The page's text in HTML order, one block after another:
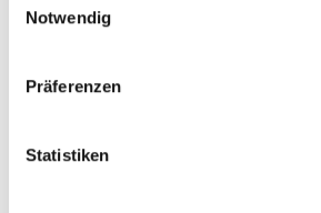
Notwendig
Präferenzen
Statistiken
Keine Buchungsgebühren